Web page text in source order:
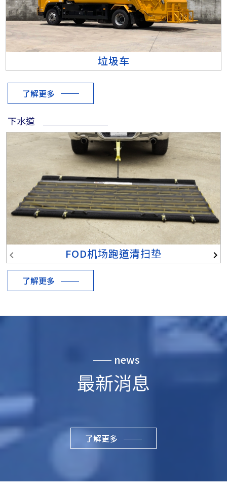
垃圾车
了解更多
下水道
FOD机场跑道清扫垫
keyboard_arrow_left keyboard_arrow_right
了解更多
news
最新消息
了解更多